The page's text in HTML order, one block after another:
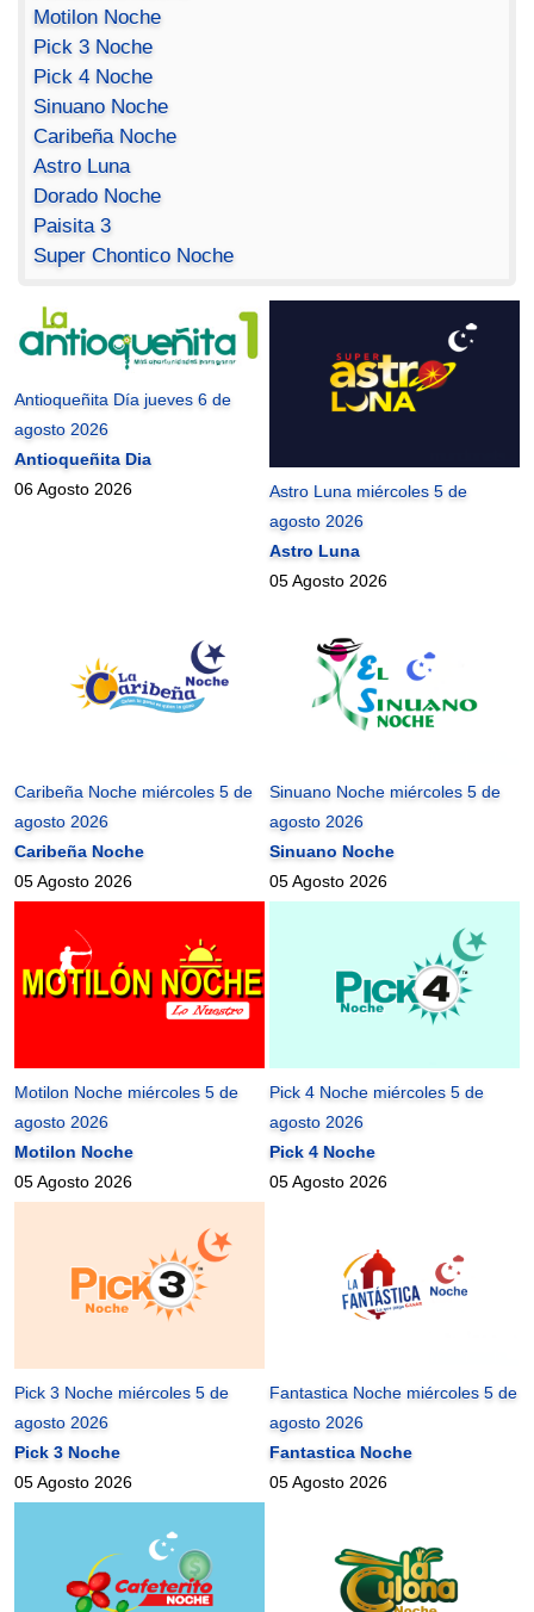
Motilon Noche
Pick 3 Noche
Pick 4 Noche
Sinuano Noche
Caribeña Noche
Astro Luna
Dorado Noche
Paisita 3
Super Chontico Noche
Antioqueñita Día jueves 6 de
agosto 2026
Antioqueñita Dia
06 Agosto 2026
Astro Luna miércoles 5 de
agosto 2026
Astro Luna
05 Agosto 2026
Caribeña Noche miércoles 5 de
agosto 2026
Caribeña Noche
05 Agosto 2026
Sinuano Noche miércoles 5 de
agosto 2026
Sinuano Noche
05 Agosto 2026
Motilon Noche miércoles 5 de
agosto 2026
Motilon Noche
05 Agosto 2026
Pick 4 Noche miércoles 5 de
agosto 2026
Pick 4 Noche
05 Agosto 2026
Pick 3 Noche miércoles 5 de
agosto 2026
Pick 3 Noche
05 Agosto 2026
Fantastica Noche miércoles 5 de
agosto 2026
Fantastica Noche
05 Agosto 2026